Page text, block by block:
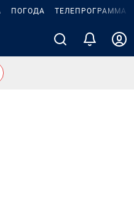
ПОГОДА ТЕЛЕПРОГРАММА